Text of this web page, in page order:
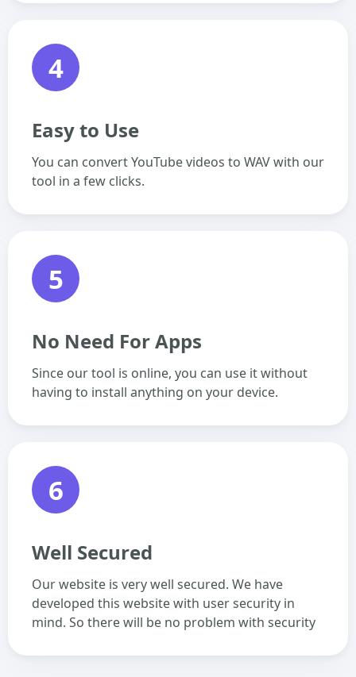
4
Easy to Use
You can convert YouTube videos to WAV with our
tool in a few clicks.
5
No Need For Apps
Since our tool is online, you can use it without
having to install anything on your device.
6
Well Secured
Our website is very well secured. We have
developed this website with user security in
mind. So there will be no problem with security